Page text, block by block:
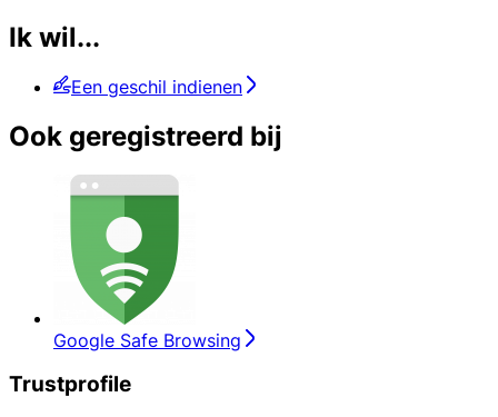
Ik wil...
Een geschil indienen
Ook geregistreerd bij
Google Safe Browsing
Trustprofile